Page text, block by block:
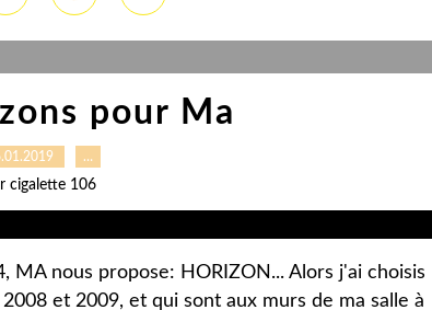
pour Ma
…
cigalette 106
MA nous propose: HORIZON... Alors j'ai choisis
et 2009, et qui sont aux murs de ma salle à